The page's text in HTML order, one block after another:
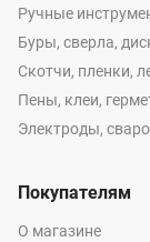
Ручные
Буры, сверла,
Скотчи, пленки,
Пены, клеи,
Электроды,
Покупателям
О магазине